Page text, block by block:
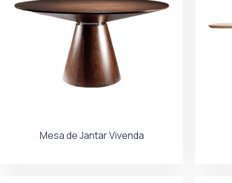
Mesa de Jantar Vivenda